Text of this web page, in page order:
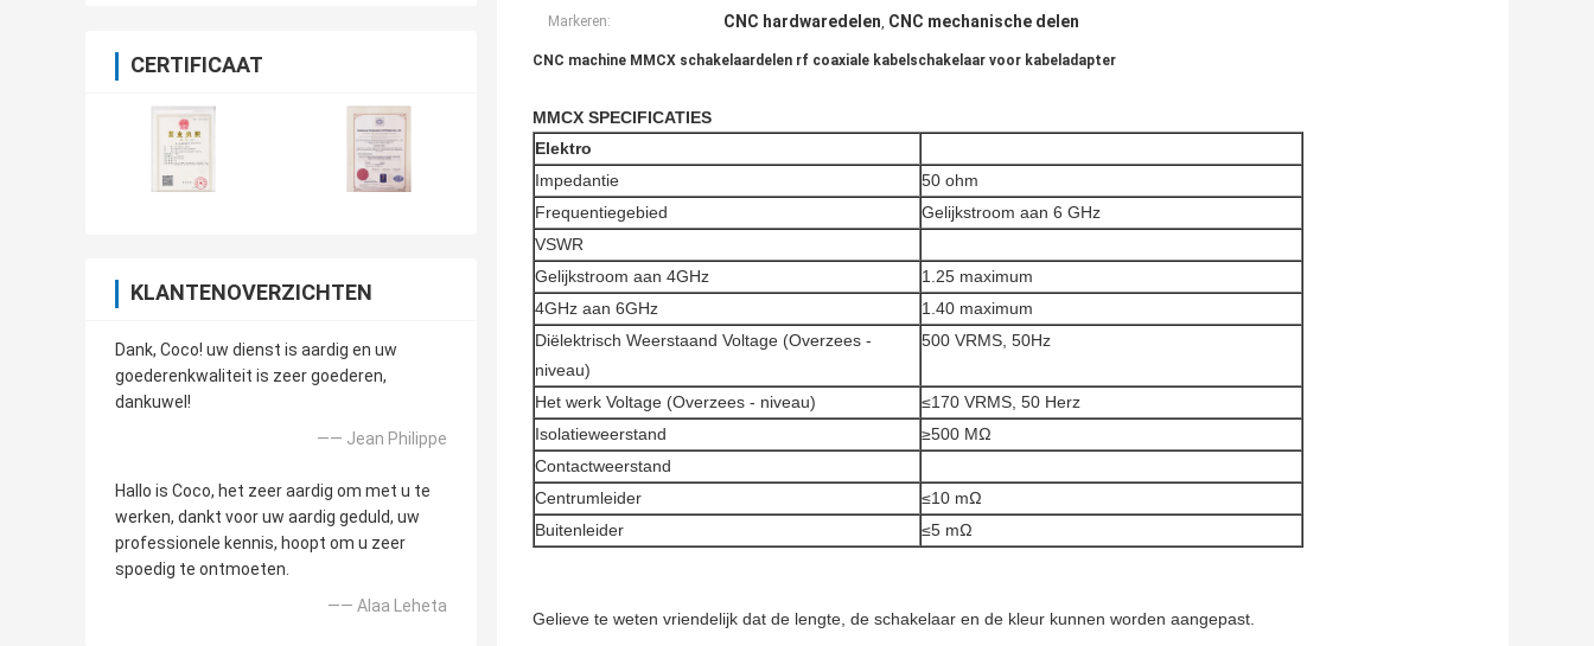
CERTIFICAAT
KLANTENOVERZICHTEN
Dank, Coco! uw dienst is aardig en uw
goederenkwaliteit is zeer goederen,
dankuwel!
—— Jean Philippe
Hallo is Coco, het zeer aardig om met u te
werken, dankt voor uw aardig geduld, uw
professionele kennis, hoopt om u zeer
spoedig te ontmoeten.
—— Alaa Leheta
Markeren: CNC hardwaredelen, CNC mechanische delen
CNC machine MMCX schakelaardelen rf coaxiale kabelschakelaar voor kabeladapter
MMCX SPECIFICATIES
Elektro
Impedantie
50 ohm
Frequentiegebied
Gelijkstroom aan 6 GHz
VSWR
Gelijkstroom aan 4GHz
1.25 maximum
4GHz aan 6GHz
1.40 maximum
Diëlektrisch Weerstaand Voltage (Overzees -
niveau)
500 VRMS, 50Hz
Het werk Voltage (Overzees - niveau)
≤170 VRMS, 50 Herz
Isolatieweerstand
≥500 MΩ
Contactweerstand
Centrumleider
≤10 mΩ
Buitenleider
≤5 mΩ
Gelieve te weten vriendelijk dat de lengte, de schakelaar en de kleur kunnen worden aangepast.